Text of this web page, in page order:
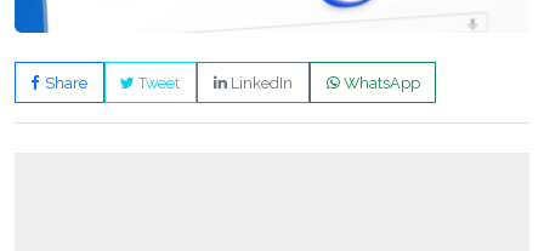
Share Tweet LinkedIn WhatsApp